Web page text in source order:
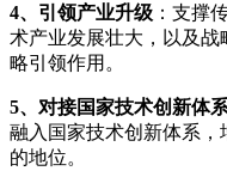
4、引领产业升级 ：支撑
术产业发展壮大，以及
略引领作用。
5、对接国家技术创新体
融入国家技术创新体系，
的地位。